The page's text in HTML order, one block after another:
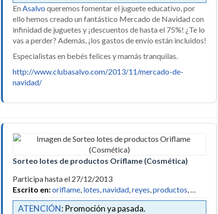
En Asalvo queremos fomentar el juguete educativo, por
ello hemos creado un fantástico Mercado de Navidad con
infinidad de juguetes y ¡descuentos de hasta el 75%! ¿Te lo
vas a perder? Además, ¡los gastos de envío están incluidos!
Especialistas en bebés felices y mamás tranquilas.
http://www.clubasalvo.com/2013/11/mercado-de-
navidad/
Sorteo lotes de productos Oriflame (Cosmética)
Participa hasta el 27/12/2013
Escrito en:oriflame, lotes,navidad,reyes,productos, …
ATENCIÓN: Promoción ya pasada.